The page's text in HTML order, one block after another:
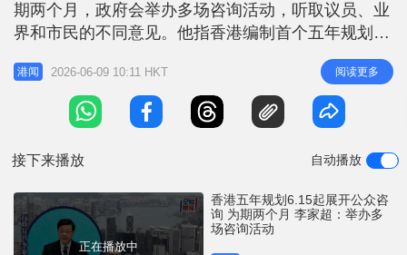
期两个月，政府会举办多场咨询活动，听取议员、业
界和市民的不同意见。他指香港编制首个五年规划是
历史性的一步，规划将会指明社会发展方向，为香港
市民及社会各界带来实际裨益 。他又指，五年规划
巩固提升香港在国际金融、航运、贸易、创科等优势
地位，加强建设国际航空枢纽，打造国际高端人才集
港闻 2026-06-09 10:11 HKT 阅读更多
接下来播放 自动播放
正在播放中
香港五年规划6.15起展开公众咨
询 为期两个月 李家超：举办多
场咨询活动